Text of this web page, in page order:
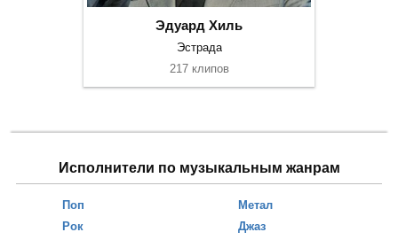
Эдуард Хиль
Эстрада
217 клипов
Исполнители по музыкальным жанрам
Поп
Рок
Метал
Джаз